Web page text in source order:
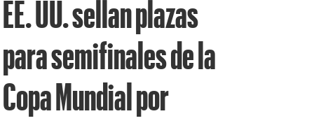
EE. UU. sellan plazas
para semifinales de la
Copa Mundial por